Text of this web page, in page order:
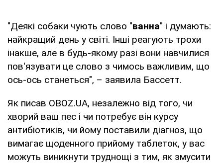
"Деякі собаки чують слово "ванна" і думають:
найкращий день у світі. Інші реагують трохи
інакше, але в будь-якому разі вони навчилися
пов'язувати це слово з чимось важливим, що
ось-ось станеться", – заявила Бассетт.
Як писав OBOZ.UA, незалежно від того, чи
хворий ваш пес і чи потребує він курсу
антибіотиків, чи йому поставили діагноз, що
вимагає щоденного прийому таблеток, у вас
можуть виникнути труднощі з тим, як змусити